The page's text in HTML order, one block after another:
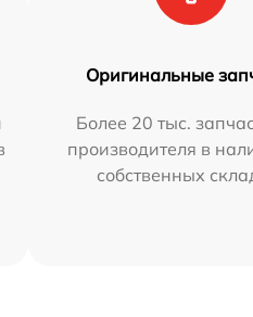
Оригинальные
Более 20 тыс.
производителя в
собственных